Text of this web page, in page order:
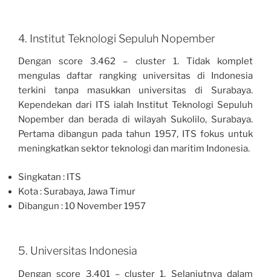
4. Institut Teknologi Sepuluh Nopember
Dengan score 3.462 – cluster 1. Tidak komplet
mengulas daftar rangking universitas di Indonesia
terkini tanpa masukkan universitas di Surabaya.
Kependekan dari ITS ialah Institut Teknologi Sepuluh
Nopember dan berada di wilayah Sukolilo, Surabaya.
Pertama dibangun pada tahun 1957, ITS fokus untuk
meningkatkan sektor teknologi dan maritim Indonesia.
Singkatan : ITS
Kota : Surabaya, Jawa Timur
Dibangun : 10 November 1957
5. Universitas Indonesia
Dengan score 3.401 – cluster 1. Selanjutnya dalam